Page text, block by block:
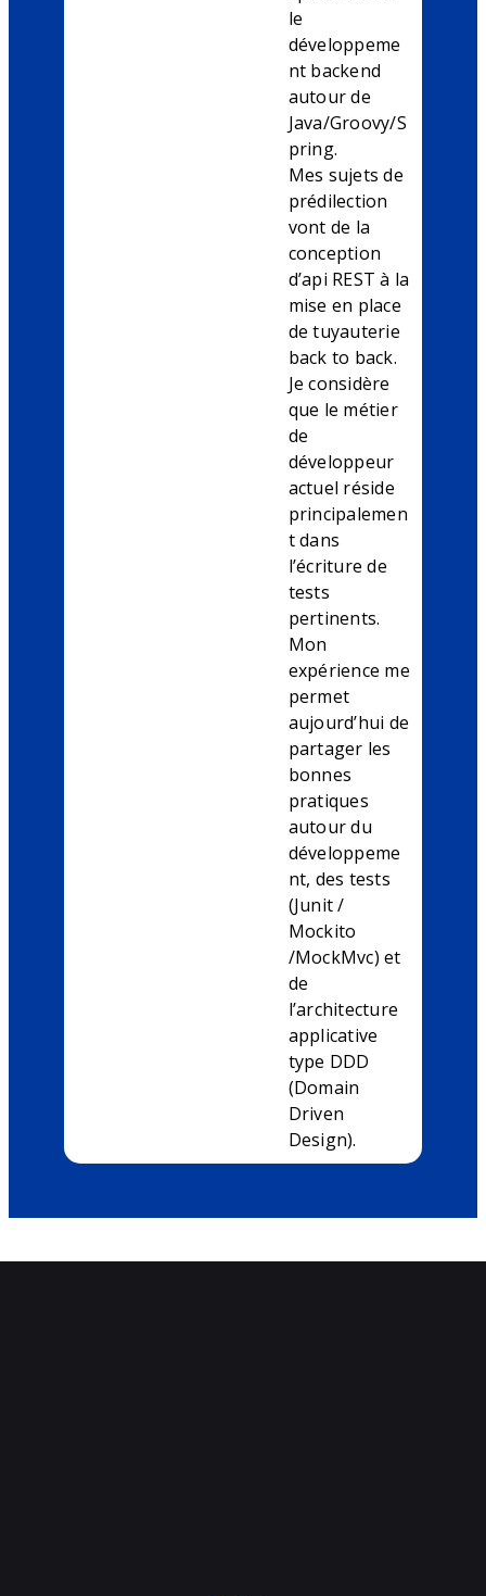
le
développeme
nt backend
autour de
Java/Groovy/S
pring.
Mes sujets de
prédilection
vont de la
conception
d’api REST à la
mise en place
de tuyauterie
back to back.
Je considère
que le métier
de
développeur
actuel réside
principalemen
t dans
l’écriture de
tests
pertinents.
Mon
expérience me
permet
aujourd’hui de
partager les
bonnes
pratiques
autour du
développeme
nt, des tests
(Junit /
Mockito
/MockMvc) et
de
l’architecture
applicative
type DDD
(Domain
Driven
Design).